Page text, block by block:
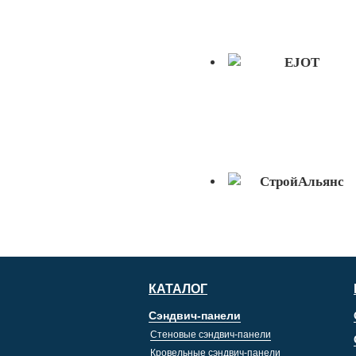
КАТАЛОГ
Сэндвич-панели
Стеновые сэндвич-панели
Кровельные сэндвич-панели